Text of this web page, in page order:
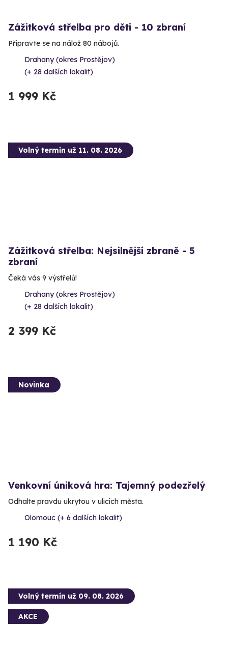
Zážitková střelba pro děti - 10 zbraní
Připravte se na nálož 80 nábojů.
Drahany (okres Prostějov)
(+ 28 dalších lokalit)
1 999 Kč
Volný termín už 11. 08. 2026
Zážitková střelba: Nejsilnější zbraně - 5
zbraní
Čeká vás 9 výstřelů!
Drahany (okres Prostějov)
(+ 28 dalších lokalit)
2 399 Kč
Novinka
Venkovní úniková hra: Tajemný podezřelý
Odhalte pravdu ukrytou v ulicích města.
Olomouc (+ 6 dalších lokalit)
1 190 Kč
Volný termín už 09. 08. 2026
AKCE